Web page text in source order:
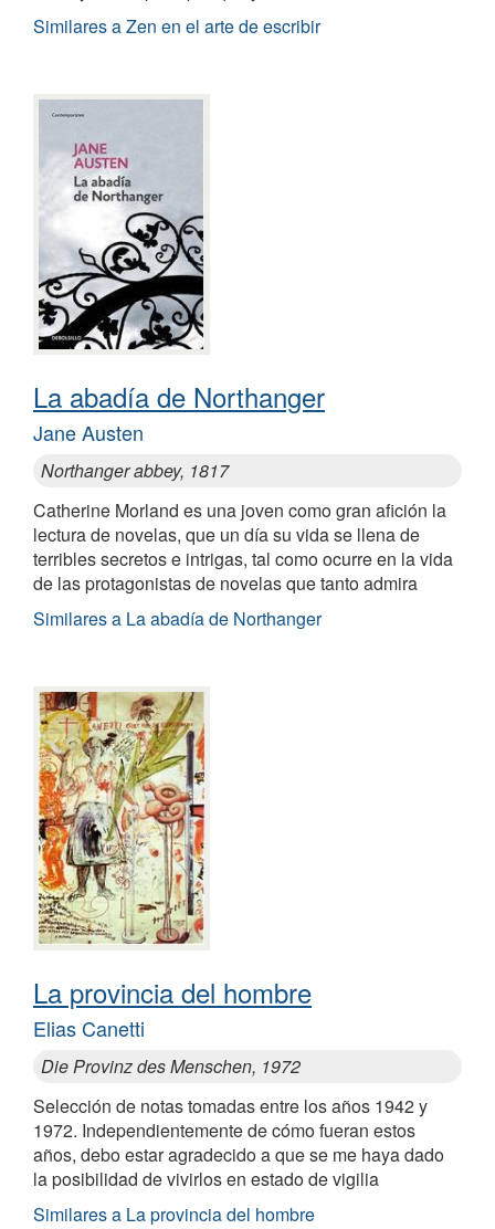
Similares a Zen en el arte de escribir
La abadía de Northanger
Jane Austen
Northanger abbey, 1817
Catherine Morland es una joven como gran afición la
lectura de novelas, que un día su vida se llena de
terribles secretos e intrigas, tal como ocurre en la vida
de las protagonistas de novelas que tanto admira
Similares a La abadía de Northanger
La provincia del hombre
Elias Canetti
Die Provinz des Menschen, 1972
Selección de notas tomadas entre los años 1942 y
1972. Independientemente de cómo fueran estos
años, debo estar agradecido a que se me haya dado
la posibilidad de vivirlos en estado de vigilia
Similares a La provincia del hombre